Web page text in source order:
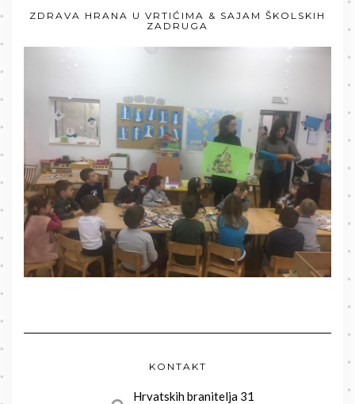
ZDRAVA HRANA U VRTIĆIMA & SAJAM ŠKOLSKIH
ZADRUGA
KONTAKT
Hrvatskih branitelja 31